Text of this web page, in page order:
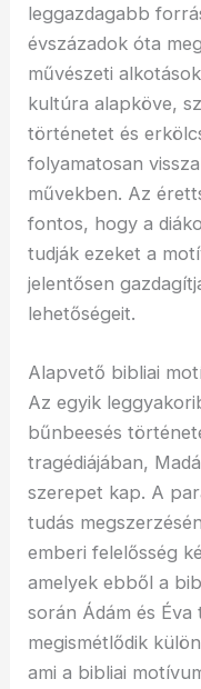
leggazdagabb
évszázadok óta
művészeti
kultúra alapköve,
történetet és
folyamatosan
művekben. Az
fontos, hogy a
tudják ezeket a
jelentősen
lehetőségeit.
Alapvető bibliai
Az egyik
bűnbeesés
tragédiájában,
szerepet kap. A
tudás
emberi felelősség
amelyek ebből a
során Ádám és
megismétlődik
ami a bibliai